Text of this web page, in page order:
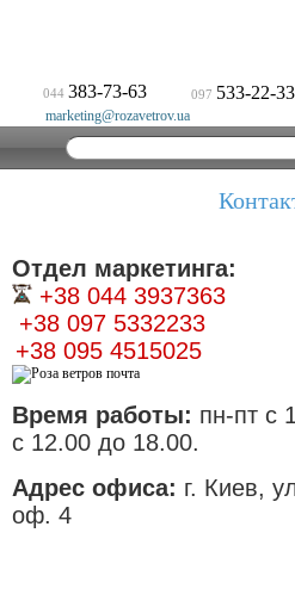
044 383-73-63 097 533-22-33
marketing@rozavetrov.ua
Отдел маркетинга:
+38 044 3937363
+38 097 5332233
+38 095 4515025
Время работы: пн-пт с
с 12.00 до 18.00.
Адрес офиса: г. Киев,
оф. 4